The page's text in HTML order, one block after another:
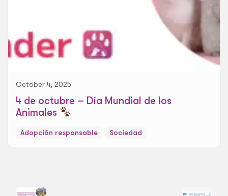
October 4, 2025
4 de octubre – Día Mundial de los
Animales
Adopción responsable Sociedad